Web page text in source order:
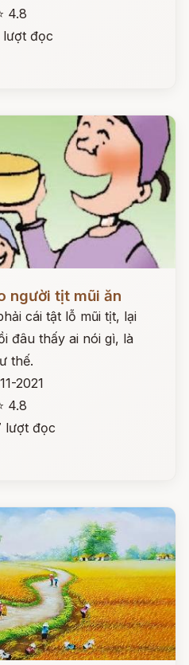
4.8
lượt đọc
người tịt mũi ăn
cái tật lỗ mũi tịt, lại
đâu thấy ai nói gì, là
thế.
2021
4.8
lượt đọc